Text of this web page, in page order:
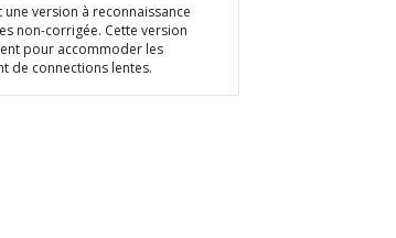
version à reconnaissance
non-corrigée. Cette version
pour accommoder les
de connections lentes.